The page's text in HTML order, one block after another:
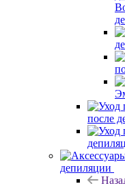
после
депиляции